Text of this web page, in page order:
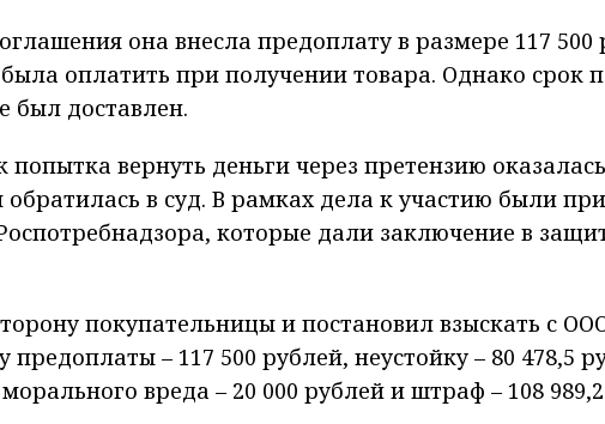
она внесла предоплату в размере 117 500
оплатить при получении товара. Однако срок
был доставлен.
попытка вернуть деньги через претензию
в суд. В рамках дела к участию были
которые дали заключение в
покупательницы и постановил взыскать с
предоплаты – 117 500 рублей, неустойку – 80 478,5
вреда – 20 000 рублей и штраф – 108